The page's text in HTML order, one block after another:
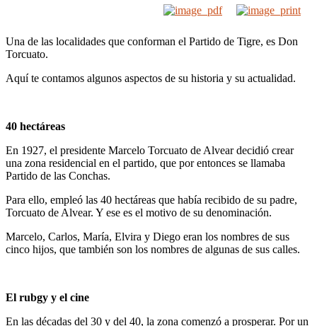
Una de las localidades que conforman el Partido de Tigre, es Don
Torcuato.
Aquí te contamos algunos aspectos de su historia y su actualidad.
40 hectáreas
En 1927, el presidente Marcelo Torcuato de Alvear decidió crear
una zona residencial en el partido, que por entonces se llamaba
Partido de las Conchas.
Para ello, empleó las 40 hectáreas que había recibido de su padre,
Torcuato de Alvear. Y ese es el motivo de su denominación.
Marcelo, Carlos, María, Elvira y Diego eran los nombres de sus
cinco hijos, que también son los nombres de algunas de sus calles.
El rubgy y el cine
En las décadas del 30 y del 40, la zona comenzó a prosperar. Por un